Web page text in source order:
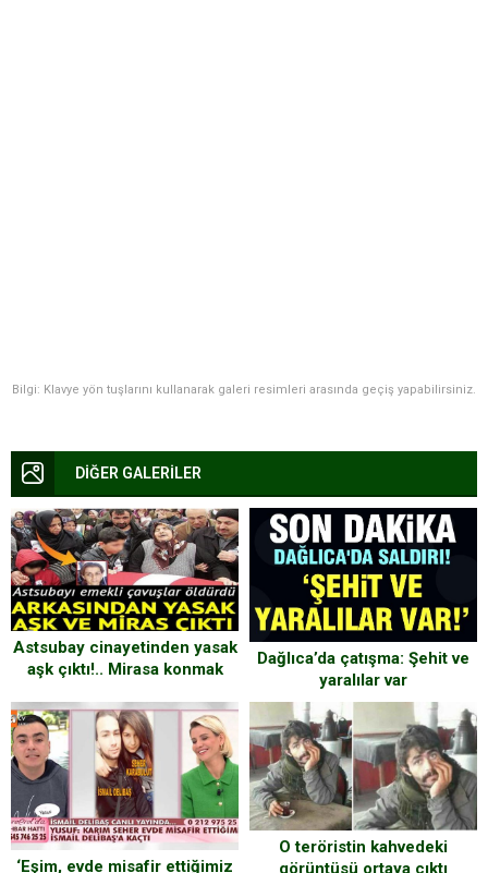
Bilgi: Klavye yön tuşlarını kullanarak galeri resimleri arasında geçiş yapabilirsiniz.
DİĞER GALERİLER
Astsubay cinayetinden yasak
aşk çıktı!.. Mirasa konmak
Dağlıca’da çatışma: Şehit ve
yaralılar var
‘Eşim, evde misafir ettiğimiz
O teröristin kahvedeki
görüntüsü ortaya çıktı